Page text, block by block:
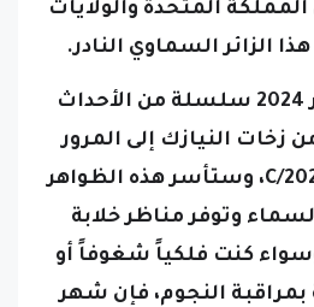
المتحدة والولايات
الزائر السماوي النادر.
ويقدم شهر أكتوبر 2024 سلسلة من الأحداث
زخات النيازك إلى المرور
النادر للمذنب C/2023 A3، وستأسر هذه الظواهر
وتوفر مناظر خلابة
كنت فلكياً شغوفاً أو
النجوم، فإن شهر